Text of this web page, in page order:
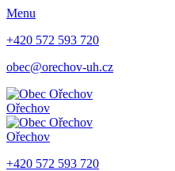
Menu
+420 572 593 720
obec@orechov-uh.cz
Ořechov
Ořechov
+420 572 593 720